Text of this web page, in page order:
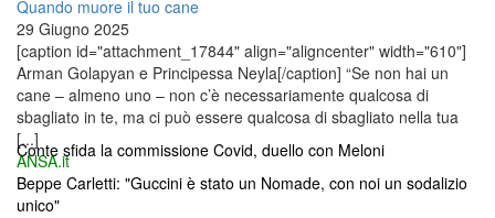
Quando muore il tuo cane
29 Giugno 2025
[caption id="attachment_17844" align="aligncenter" width="610"]
Arman Golapyan e Principessa Neyla[/caption] “Se non hai un
cane – almeno uno – non c’è necessariamente qualcosa di
sbagliato in te, ma ci può essere qualcosa di sbagliato nella tua
[...]
ANSA.it
Conte sfida la commissione Covid, duello con Meloni
Beppe Carletti: "Guccini è stato un Nomade, con noi un sodalizio
unico"